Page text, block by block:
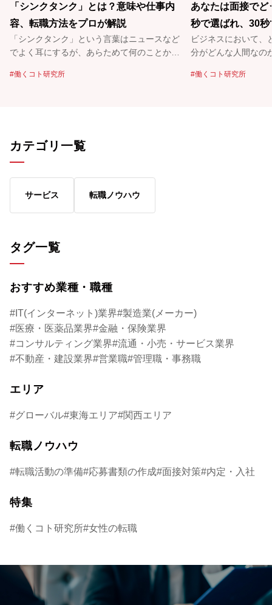
「シンクタンク」とは？意味や仕事内
容、転職方法をプロが解説
「シンクタンク」という言葉はニュースなど
でよく耳にするが、あらためて何のことかと
という人も多いのでは？ シンクタンク
とができるのか。日本生命グループのシンク
働くコト研究所
あなたは面接で
秒で選ばれ、30
メージ戦略を考え
ビジネスにおいて、
分がどんな人間なの
るものだろう。どう
働くコト研究所
カテゴリ一覧
サービス 転職ノウハウ
タグ一覧
おすすめ業種・職種
IT(インターネット)業界 製造業(メーカー)
医療・医薬品業界 金融・保険業界
コンサルティング業界 流通・小売・サービス業界
不動産・建設業界 営業職 管理職・事務職
エリア
グローバル 東海エリア 関西エリア
転職ノウハウ
転職活動の準備 応募書類の作成 面接対策 内定・入社
特集
働くコト研究所 女性の転職